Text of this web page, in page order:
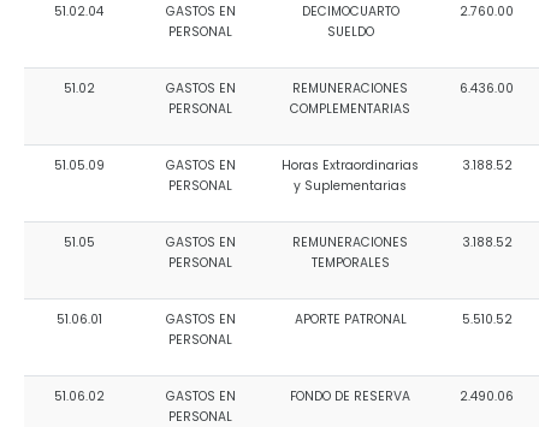
51.02.04
GASTOS EN
PERSONAL
DECIMOCUARTO
SUELDO
2.760.00
51.02
GASTOS EN
PERSONAL
REMUNERACIONES
COMPLEMENTARIAS
6.436.00
51.05.09
GASTOS EN
PERSONAL
Horas Extraordinarias
y Suplementarias
3.188.52
51.05
GASTOS EN
PERSONAL
REMUNERACIONES
TEMPORALES
3.188.52
51.06.01
GASTOS EN
PERSONAL
APORTE PATRONAL 5.510.52
51.06.02
GASTOS EN
PERSONAL
FONDO DE RESERVA 2.490.06